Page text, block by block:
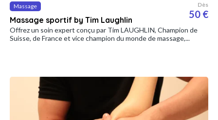
Massage
Massage sportif by Tim Laughlin
Dès
50 €
Offrez un soin expert conçu par Tim LAUGHLIN, Champion de
Suisse, de France et vice champion du monde de massage,...